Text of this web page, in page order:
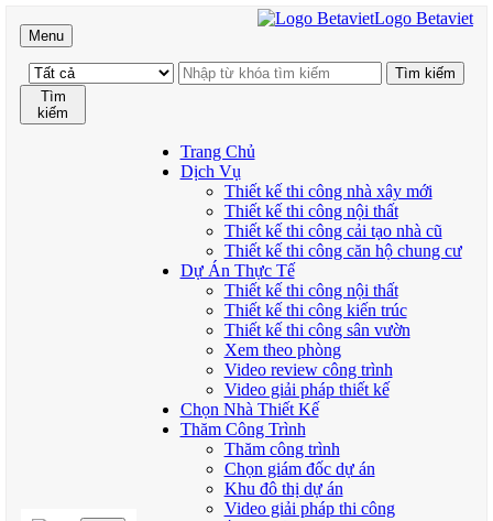
Menu
Logo Betaviet
Tìm
kiếm
Trang Chủ
Dịch Vụ
Thiết kế thi công nhà xây mới
Thiết kế thi công nội thất
Thiết kế thi công cải tạo nhà cũ
Thiết kế thi công căn hộ chung cư
Dự Án Thực Tế
Thiết kế thi công nội thất
Thiết kế thi công kiến trúc
Thiết kế thi công sân vườn
Xem theo phòng
Video review công trình
Video giải pháp thiết kế
Chọn Nhà Thiết Kế
Thăm Công Trình
Thăm công trình
Chọn giám đốc dự án
Khu đô thị dự án
Video giải pháp thi công